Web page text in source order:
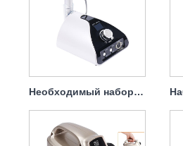
Необходимый набор электрических сверл для ногтей, 65 Вт, 35000 об/мин.